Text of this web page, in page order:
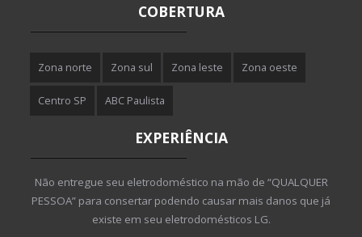
COBERTURA
Zona norte Zona sul Zona leste Zona oeste
Centro SP ABC Paulista
EXPERIÊNCIA
Não entregue seu eletrodoméstico na mão de “QUALQUER
PESSOA” para consertar podendo causar mais danos que já
existe em seu eletrodomésticos LG.